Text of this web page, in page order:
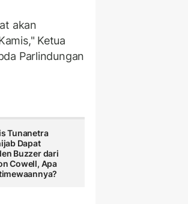
akan
Ketua
Parlindungan
Tunanetra
Dapat
Buzzer dari
Cowell, Apa